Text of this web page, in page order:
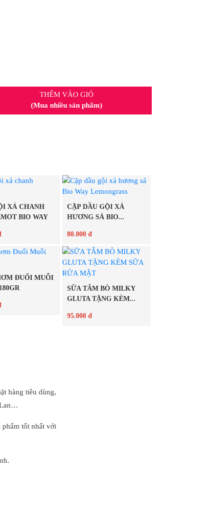
THÊM VÀO GIỎ
(Mua nhiều sản phẩm)
XẢ CHANH
BIO WAY
Chi tiết
CẶP DẦU GỘI XẢ
HƯƠNG SẢ BIO...
80.000 đ
ĐUỔI MUỖI
SỮA TẮM BÒ MILKY
GLUTA TẶNG KÈM...
95.000 đ
hàng tiêu dùng,
Lan…
tốt nhất với